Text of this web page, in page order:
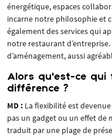
énergétique, espaces
incarne notre philosophie et
également des services qui
notre restaurant d’entreprise.
d’aménagement, aussi
Alors qu’est-ce
différence ?
MD : La flexibilité est
pas un gadget ou un effet de
traduit par une plage de